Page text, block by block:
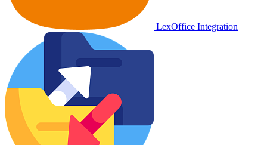
LexOffice Integration